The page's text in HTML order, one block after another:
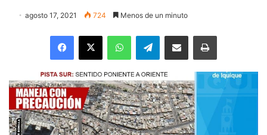
agosto 17, 2021 724 Menos de un minuto
Facebook
X WhatsAppTelegramEnviar vía email Imprimir